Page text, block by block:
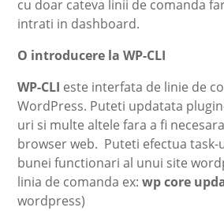
cu doar cateva linii de comanda
intrati in dashboard.
O introducere la WP-CLI
WP-CLI este interfata de linie de
WordPress. Puteti updatata
uri si multe altele fara a fi
browser web. Puteti efectua task-
bunei functionari al unui site
linia de comanda ex:wp core
wordpress)